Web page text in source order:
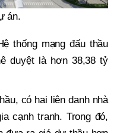
án.
thống mạng đấu thầu
duyệt là hơn 38,38 tỷ
có hai liên danh nhà
cạnh tranh. Trong đó,